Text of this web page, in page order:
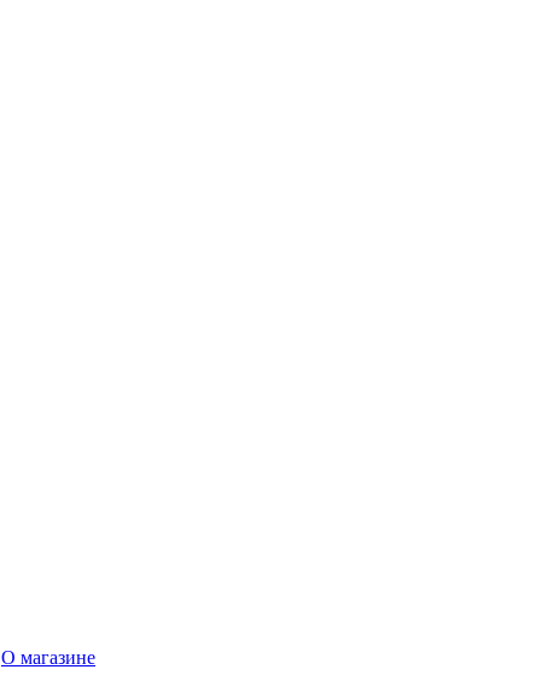
О магазине